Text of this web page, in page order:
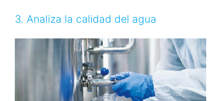
3. Analiza la calidad del agua